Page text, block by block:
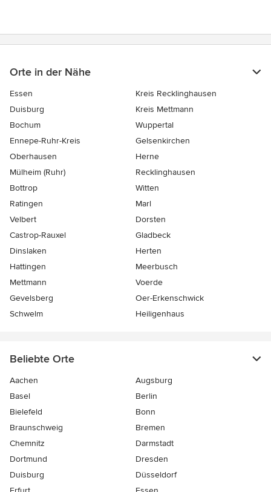
Orte in der Nähe
Essen
Kreis Recklinghausen
Duisburg
Kreis Mettmann
Bochum
Wuppertal
Ennepe-Ruhr-Kreis
Gelsenkirchen
Oberhausen
Herne
Mülheim (Ruhr)
Recklinghausen
Bottrop
Witten
Ratingen
Marl
Velbert
Dorsten
Castrop-Rauxel
Gladbeck
Dinslaken
Herten
Hattingen
Meerbusch
Mettmann
Voerde
Gevelsberg
Oer-Erkenschwick
Schwelm
Heiligenhaus
Beliebte Orte
Aachen
Augsburg
Basel
Berlin
Bielefeld
Bonn
Braunschweig
Bremen
Chemnitz
Darmstadt
Dortmund
Dresden
Duisburg
Düsseldorf